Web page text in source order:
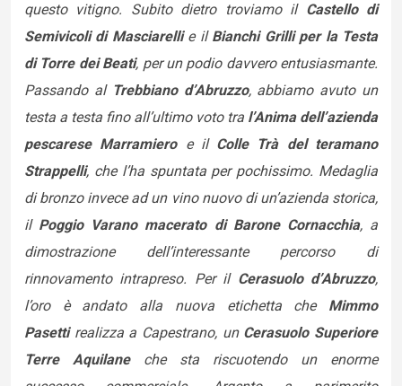
questo vitigno. Subito dietro troviamo il Castello di
Semivicoli di Masciarellie il Bianchi Grilli per la Testa
di Torre dei Beati, per un podio davvero entusiasmante.
Passando al Trebbiano d’Abruzzo, abbiamo avuto un
testa a testa fino all’ultimo voto tra l’Anima dell’azienda
pescarese Marramieroe il Colle Trà del teramano
Strappelli, che l’ha spuntata per pochissimo. Medaglia
di bronzo invece ad un vino nuovo di un’azienda storica,
il Poggio Varano macerato di Barone Cornacchia, a
dimostrazione dell’interessante percorso di
rinnovamento intrapreso. Per il Cerasuolo d’Abruzzo,
l’oro è andato alla nuova etichetta che Mimmo
Pasettirealizza a Capestrano, un Cerasuolo Superiore
Terre Aquilaneche sta riscuotendo un enorme